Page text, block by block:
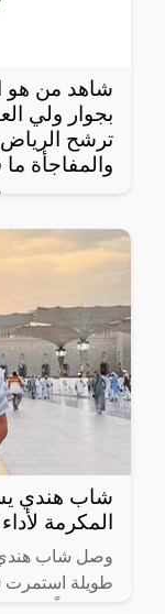
شاهد من هو
بجوار ولي
والمفاجأة
رصد مغردون
ظهور للرجل
بالقرب من ولي
شاب هندي
المكرمة
وصل شاب هندي